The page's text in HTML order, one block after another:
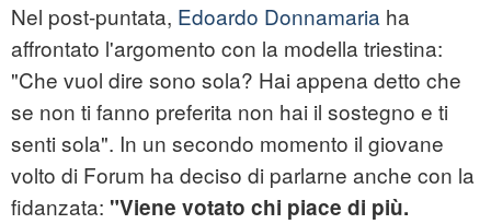
Nel post-puntata, Edoardo Donnamaria ha
affrontato l'argomento con la modella triestina:
"Che vuol dire sono sola? Hai appena detto che
se non ti fanno preferita non hai il sostegno e ti
senti sola". In un secondo momento il giovane
volto di Forum ha deciso di parlarne anche con la
fidanzata: "Viene votato chi piace di più.